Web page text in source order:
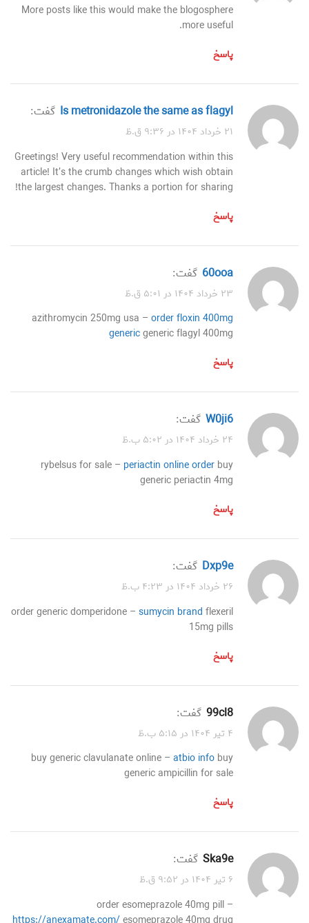
More posts like this would make the blogosphere
more useful.
پاسخ
is metronidazole the same as flagyl گفت:
۲۱ خرداد ۱۴۰۴ در ۹:۳۶ ق.ظ
Greetings! Very useful recommendation within this
article! It’s the crumb changes which wish obtain
the largest changes. Thanks a portion for sharing!
پاسخ
60ooa گفت:
۲۳ خرداد ۱۴۰۴ در ۵:۰۱ ق.ظ
azithromycin 250mg usa – order floxin 400mg
genericgeneric flagyl 400mg
پاسخ
w0ji6 گفت:
۲۴ خرداد ۱۴۰۴ در ۵:۰۲ ب.ظ
rybelsus for sale – periactin online order buy
generic periactin 4mg
پاسخ
dxp9e گفت:
۲۶ خرداد ۱۴۰۴ در ۴:۲۳ ب.ظ
order generic domperidone – sumycin brand flexeril
15mg pills
پاسخ
99cl8 گفت:
۴ تیر ۱۴۰۴ در ۵:۱۵ ب.ظ
buy generic clavulanate online – atbio info buy
generic ampicillin for sale
پاسخ
ska9e گفت:
۶ تیر ۱۴۰۴ در ۹:۵۲ ق.ظ
order esomeprazole 40mg pill –